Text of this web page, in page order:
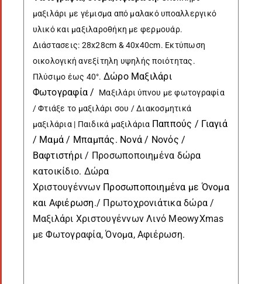
μαξιλάρι με γέμισμα από μαλακό υποαλλεργικό
υλικό και μαξιλαροθήκη με φερμουάρ.
Διάστασεις: 28x28cm & 40x40cm. Εκτύπωση
οικολογική ανεξίτηλη υψηλής ποιότητας.
Πλύσιμο έως 40°. Δώρο Μαξιλάρι
Φωτογραφία / Μαξιλάρι ύπνου με φωτογραφία
/ Φτιάξε το μαξιλάρι σου / Διακοσμητικά
μαξιλάρια | Παιδικά μαξιλάρια Παππούς / Γιαγιά
/ Μαμά / Μπαμπάς. Νονά / Νονός /
Βαφτιστήρι / Προσωποποιημένα δώρα
κατοικίδιο. Δώρα
ΧριστουγέννωνΠροσωποποιημένα με Όνομα
και Αφιέρωση./ Πρωτοχρονιάτικα δώρα /
Μαξιλάρι Χριστουγέννων Λινό MeowyXmas
με Φωτογραφία, Όνομα, Αφιέρωση.